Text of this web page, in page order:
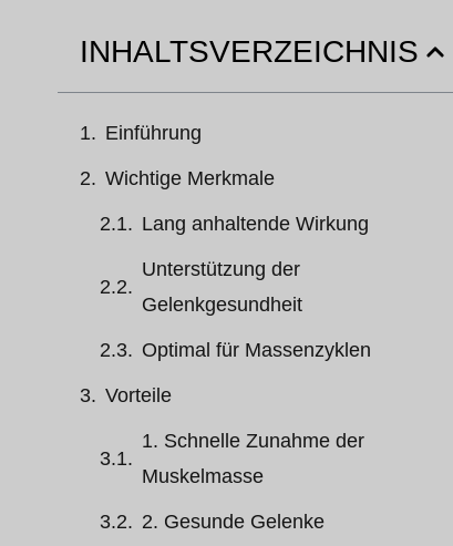
INHALTSVERZEICHNIS
Einführung
Wichtige Merkmale
Lang anhaltende Wirkung
Unterstützung der
Gelenkgesundheit
Optimal für Massenzyklen
Vorteile
1. Schnelle Zunahme der
Muskelmasse
2. Gesunde Gelenke